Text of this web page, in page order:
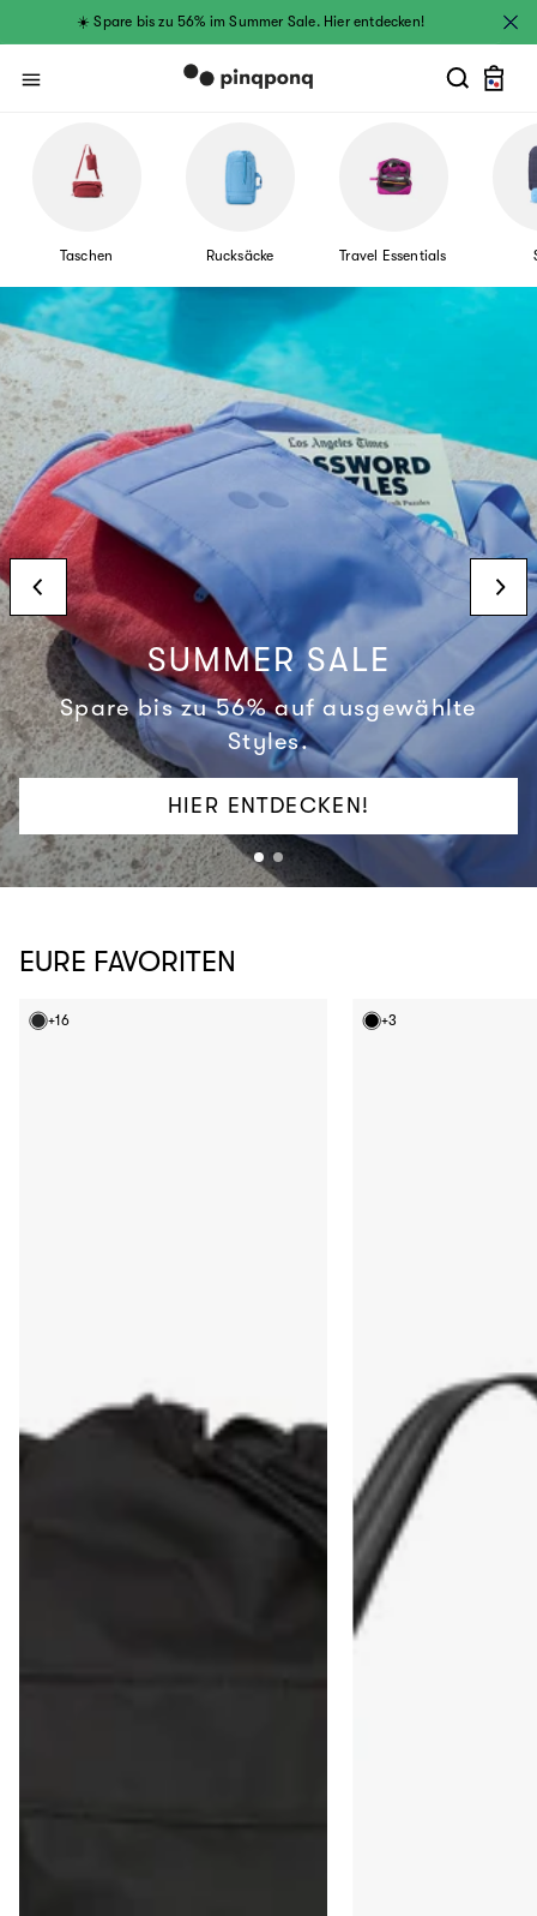
Direkt zum☀️ Spare bis zu 56% im Summer Sale. Hier entdecken!
Taschen Rucksäcke Travel Essentials
SUMMER SALE
Spare bis zu 56% auf ausgewählte
Styles.
HIER ENTDECKEN!
EURE FAVORITEN
+16 +3